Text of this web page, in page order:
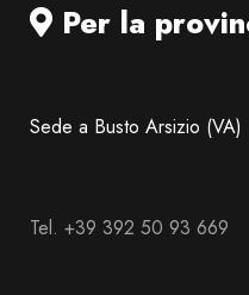
Per la
Sede a Busto Arsizio (VA)
Tel. +39 392 50 93 669